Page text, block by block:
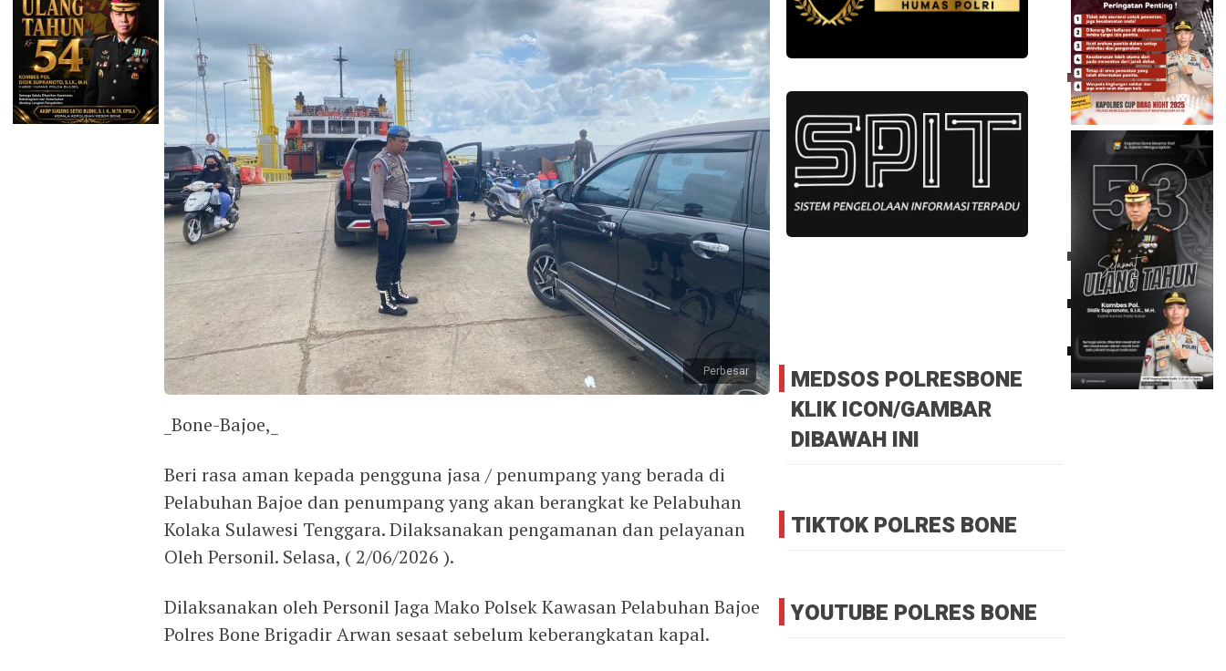
Perbesar
_Bone-Bajoe,_
Beri rasa aman kepada pengguna jasa / penumpang yang berada di
Pelabuhan Bajoe dan penumpang yang akan berangkat ke Pelabuhan
Kolaka Sulawesi Tenggara. Dilaksanakan pengamanan dan pelayanan
Oleh Personil. Selasa, ( 2/06/2026 ).
Dilaksanakan oleh Personil Jaga Mako Polsek Kawasan Pelabuhan Bajoe
Polres Bone Brigadir Arwan sesaat sebelum keberangkatan kapal.
MEDSOS POLRESBONE
KLIK ICON/GAMBAR
DIBAWAH INI
TIKTOK POLRES BONE
YOUTUBE POLRES BONE